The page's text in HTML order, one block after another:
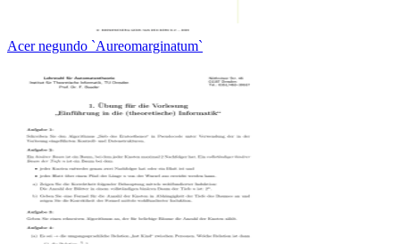
Acer negundo `Aureomarginatum`